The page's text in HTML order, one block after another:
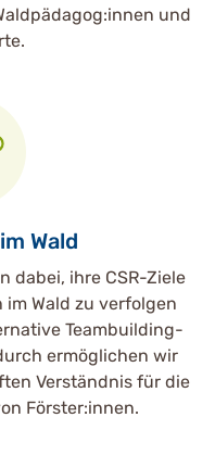
und
Wald
dabei, ihre CSR-Ziele
Wald zu verfolgen
Teambuilding-
ermöglichen wir
Verständnis für die
Förster:innen.